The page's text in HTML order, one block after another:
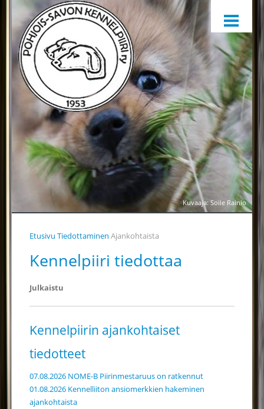
Kuvaaja: Soile Rainio
ETUSIVU
HARRASTAMINEN
KENNELPIIRI
SÄÄNNÖT, OHJEET JA LOMAKKEET
KENNELPIIRIN JAOSTOT
YHTEYSTIEDOT
YHTEINEN VUOSIKELLO
PALKINTOTUOMARIT
TIEDOTTAMINEN
Etusivu Tiedottaminen Ajankohtaista
Kennelpiiri tiedottaa
Julkaistu
Kennelpiirin ajankohtaiset
tiedotteet
07.08.2026 NOME-B Piirinmestaruus on ratkennut
01.08.2026 Kennelliiton ansiomerkkien hakeminen
ajankohtaista